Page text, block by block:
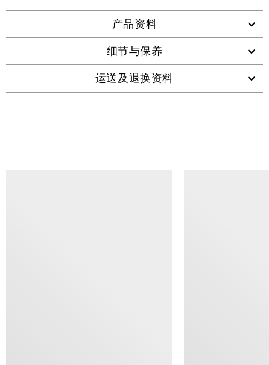
产品资料
细节与保养
运送及退换资料